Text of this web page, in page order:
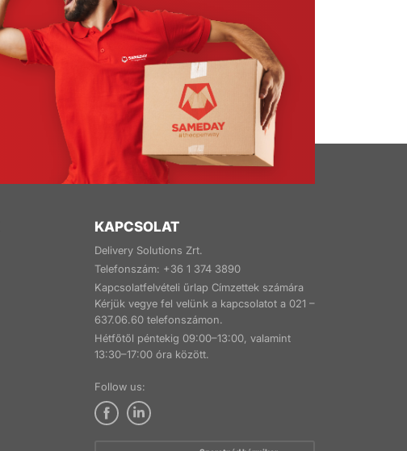
KAPCSOLAT
Delivery Solutions Zrt.
Telefonszám: +36 1 374 3890
Kapcsolatfelvételi űrlap Címzettek számára
Kérjük vegye fel velünk a kapcsolatot a 021 –
637.06.60 telefonszámon.
Hétfőtől péntekig 09:00–13:00, valamint
13:30–17:00 óra között.
Follow us: